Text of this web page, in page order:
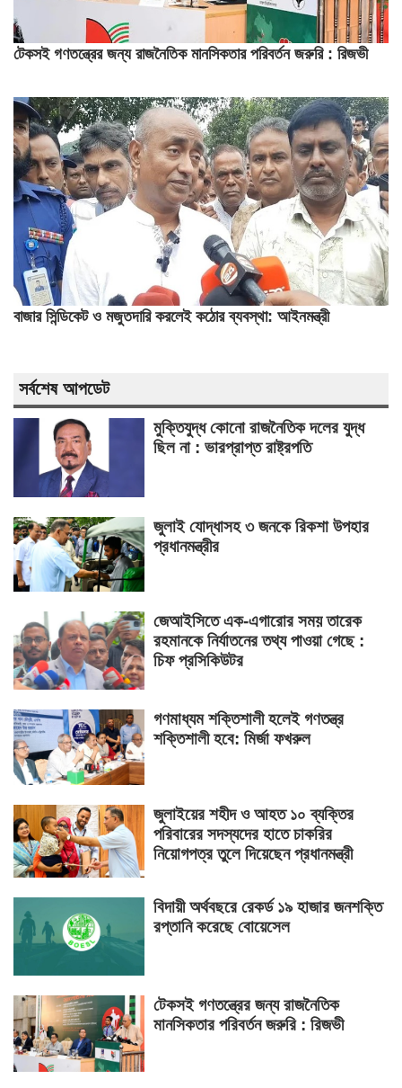
টেকসই গণতন্ত্রের জন্য রাজনৈতিক মানসিকতার পরিবর্তন জরুরি : রিজভী
বাজার সিন্ডিকেট ও মজুতদারি করলেই কঠোর ব্যবস্থা: আইনমন্ত্রী
সর্বশেষ আপডেট
মুক্তিযুদ্ধ কোনো রাজনৈতিক দলের যুদ্ধ
ছিল না : ভারপ্রাপ্ত রাষ্ট্রপতি
জুলাই যোদ্ধাসহ ৩ জনকে রিকশা উপহার
প্রধানমন্ত্রীর
জেআইসিতে এক-এগারোর সময় তারেক
রহমানকে নির্যাতনের তথ্য পাওয়া গেছে :
চিফ প্রসিকিউটর
গণমাধ্যম শক্তিশালী হলেই গণতন্ত্র
শক্তিশালী হবে: মির্জা ফখরুল
জুলাইয়ের শহীদ ও আহত ১০ ব্যক্তির
পরিবারের সদস্যদের হাতে চাকরির
নিয়োগপত্র তুলে দিয়েছেন প্রধানমন্ত্রী
বিদায়ী অর্থবছরে রেকর্ড ১৯ হাজার জনশক্তি
রপ্তানি করেছে বোয়েসেল
টেকসই গণতন্ত্রের জন্য রাজনৈতিক
মানসিকতার পরিবর্তন জরুরি : রিজভী